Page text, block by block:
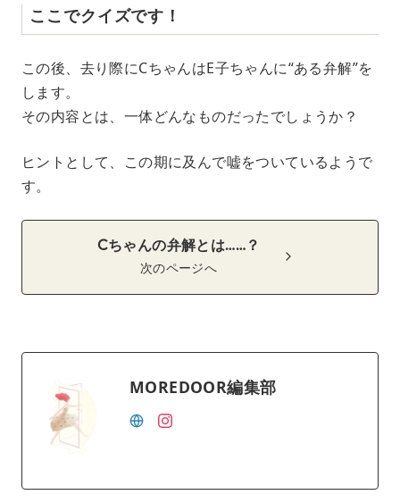
ここでクイズです！
この後、去り際にCちゃんはE子ちゃんに“ある弁解”を
します。
その内容とは、一体どんなものだったでしょうか？
ヒントとして、この期に及んで嘘をついているようで
す。
Cちゃんの弁解とは……？
次のページへ
MOREDOOR編集部